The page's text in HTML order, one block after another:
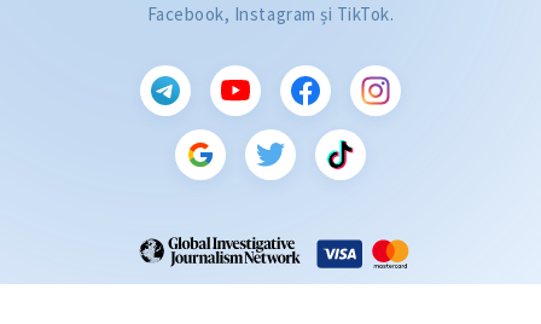
Facebook, Instagram și TikTok.